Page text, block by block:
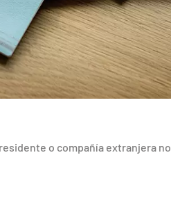
o compañía extranjera no